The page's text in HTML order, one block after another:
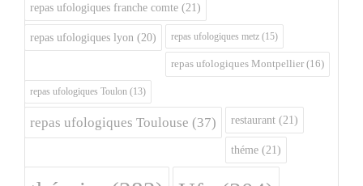
repas ufologiques franche comte (21)
repas ufologiques lyon (20) repas ufologiques metz (15)
repas ufologiques Montpellier (16)
repas ufologiques Toulon (13)
repas ufologiques Toulouse (37) restaurant (21)
théme (21)